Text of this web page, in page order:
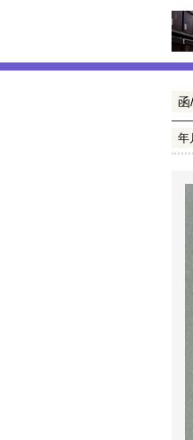
函
年